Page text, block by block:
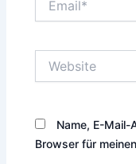
Name, E-
Browser für